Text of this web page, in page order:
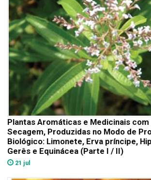
Plantas Aromáticas e Medicinais
Secagem, Produzidas no Modo de
Biológico: Limonete, Erva príncipe,
Gerês e Equinácea (Parte I / II)
21 jul